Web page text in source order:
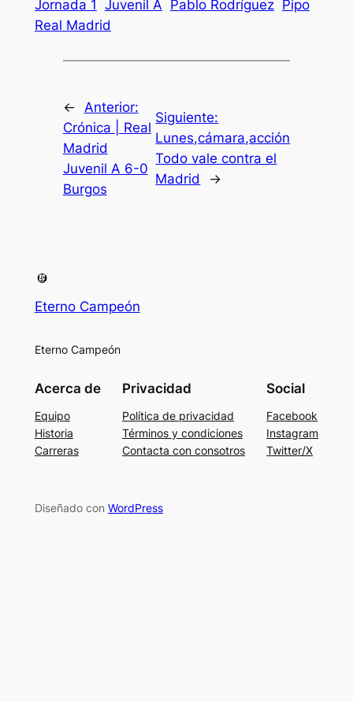
Jornada 1 Juvenil A Pablo Rodríguez
Pipo
Real Madrid
← Anterior:
Crónica | Real
Madrid
Juvenil A 6-0
Burgos
Siguiente:
Lunes,cámara,acción
Todo vale contra el
Madrid
→
Eterno Campeón
Eterno Campeón
Acerca de
Equipo
Historia
Carreras
Privacidad
Política de privacidad
Términos y condiciones
Contacta con consotros
Social
Facebook
Instagram
Twitter/X
Diseñado con WordPress